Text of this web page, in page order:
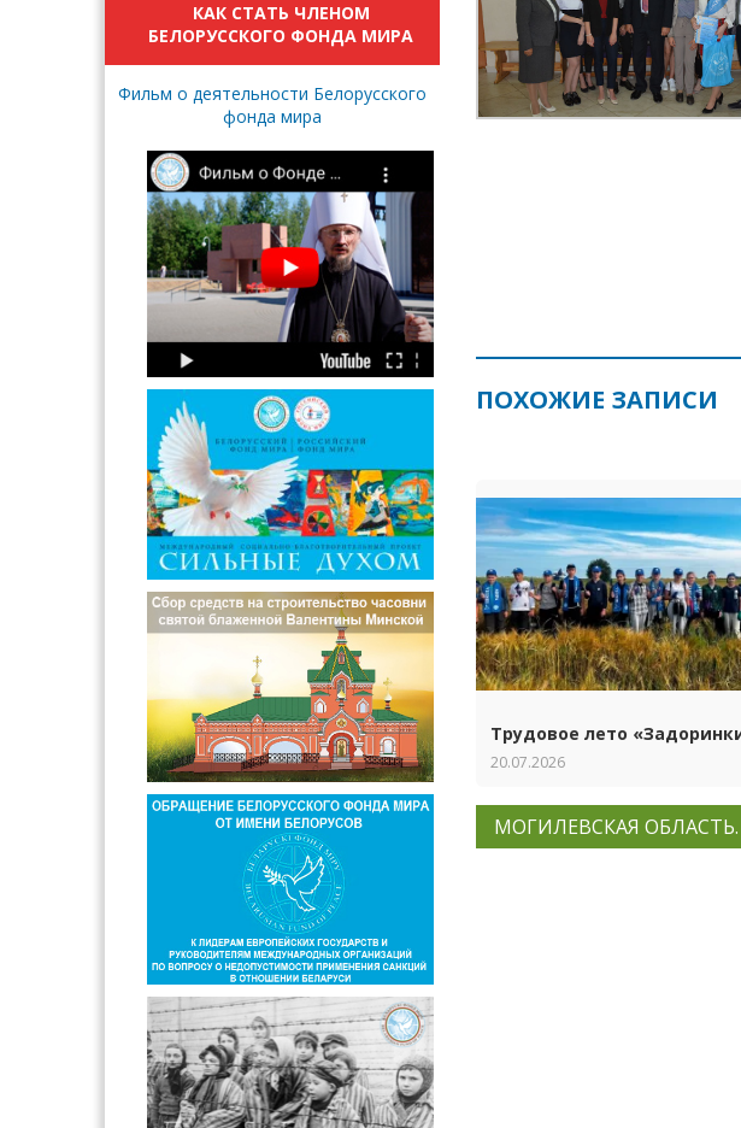
КАК СТАТЬ ЧЛЕНОМ
БЕЛОРУССКОГО ФОНДА МИРА
Фильм о деятельности Белорусского
фонда мира
ПОХОЖИЕ ЗАПИСИ
Трудовое лето
20.07.2026
МОГИЛЕВСКАЯ